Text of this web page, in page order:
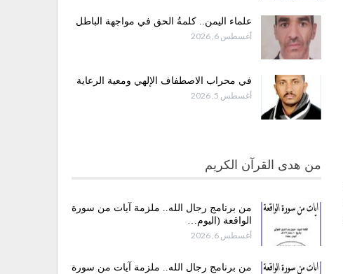
علماء اليمن.. كلمةُ الحق في مواجهة الباطل
أغسطس 6, 2026
في محراب الاصطفاف الإلهي ومعية الرعاية
أغسطس 5, 2026
من هدى القرآن الكريم
من برنامج رجال الله.. ملزمة آيات من سورة
الواقعة (اليوم…
أغسطس 6, 2026
من برنامج رجال الله.. ملزمة آيات من سورة